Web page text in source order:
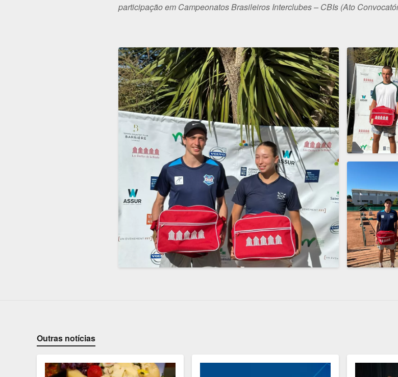
participação em Campeonatos Brasileiros Interclubes – CBIs (Ato
Outras notícias